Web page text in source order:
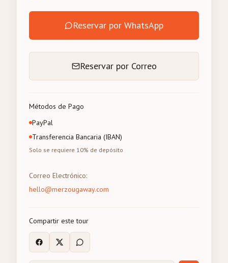
Reservar por WhatsApp
Reservar por Correo
Métodos de Pago
PayPal
Transferencia Bancaria (IBAN)
Solo se requiere 10% de depósito
Correo Electrónico:
hello@merzougaway.com
Compartir este tour